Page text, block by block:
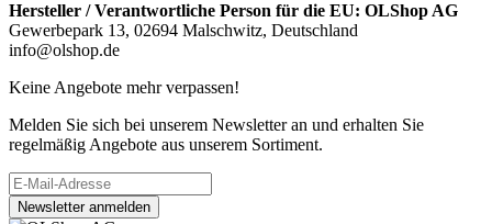
Hersteller / Verantwortliche Person für die EU: OLShop AG
Gewerbepark 13, 02694 Malschwitz, Deutschland
info@olshop.de
Keine Angebote mehr verpassen!
Melden Sie sich bei unserem Newsletter an und erhalten Sie
regelmäßig Angebote aus unserem Sortiment.
Newsletter anmelden